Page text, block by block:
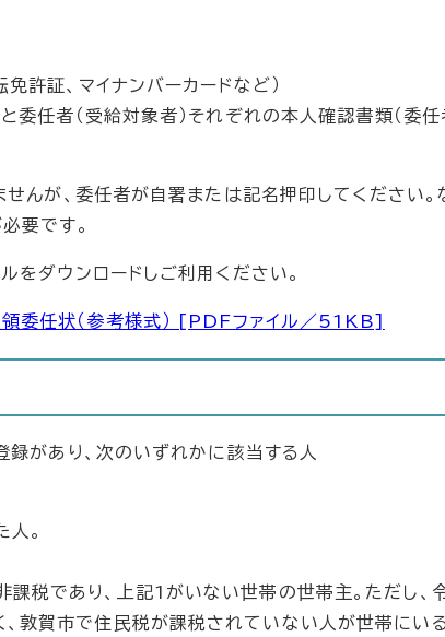
免許証、マイナンバーカードなど）
と委任者（受給対象者）それぞれの本人確認書類（委
せんが、委任者が自署または記名押印してください。
要です。
をダウンロードしご利用ください。
委任状（参考様式） [PDFファイル／51KB]
があり、次のいずれかに該当する人
。
税であり、上記1がいない世帯の世帯主。ただし、
敦賀市で住民税が課税されていない人が世帯にい